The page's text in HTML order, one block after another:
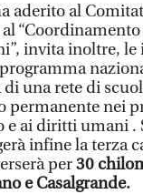
aderito al
invita inoltre,
di una rete di
permanente nei
e ai diritti umani .
infine la terza
per30
e Casalgrande.